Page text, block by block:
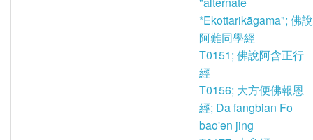
*Ekottarikāgama"; 佛說
阿難同學經
T0151; 佛說阿含正行
經
T0156; 大方便佛報恩
經; Da fangbian Fo
bao'en jing